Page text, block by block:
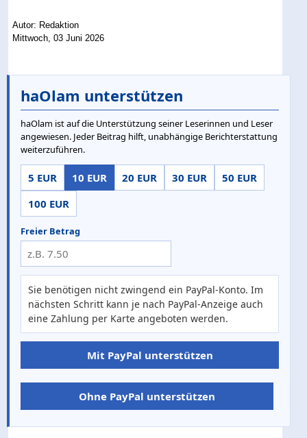
Autor: Redaktion
Mittwoch, 03 Juni 2026
haOlam unterstützen
haOlam ist auf die Unterstützung seiner Leserinnen und Leser
angewiesen. Jeder Beitrag hilft, unabhängige Berichterstattung
weiterzuführen.
5 EUR 10 EUR 20 EUR 30 EUR
50 EUR
100 EUR
Freier Betrag
Sie benötigen nicht zwingend ein PayPal-Konto. Im
nächsten Schritt kann je nach PayPal-Anzeige auch
eine Zahlung per Karte angeboten werden.
Mit PayPal unterstützen
Ohne PayPal unterstützen